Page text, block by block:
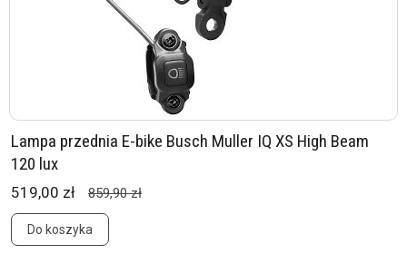
Lampa przednia E-bike Busch Muller IQ XS High Beam
120 lux
519,00 zł 859,90 zł
Do koszyka